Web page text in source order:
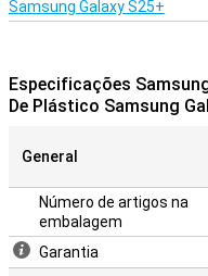
Samsung Galaxy S25+
Especificações
De Plástico Samsung
General
Número de artigos na
embalagem
Garantia